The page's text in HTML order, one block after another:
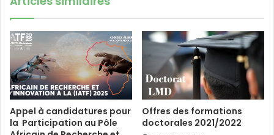
Appel à candidatures pour
la Participation au Pôle
Offres des formations
doctorales 2021/2022